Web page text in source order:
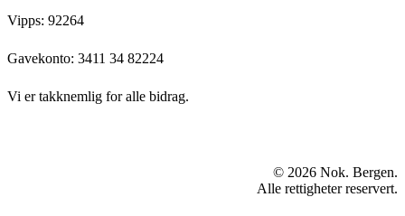
Vipps: 92264
Gavekonto: 3411 34 82224
Vi er takknemlig for alle bidrag.
© 2026 Nok. Bergen.
Alle rettigheter reservert.